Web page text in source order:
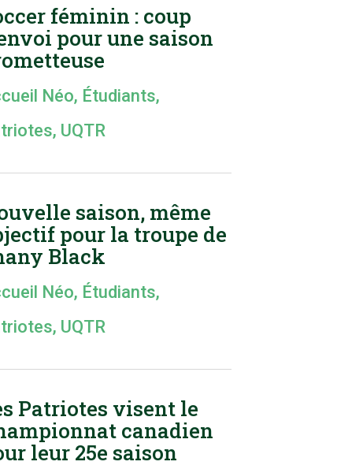
féminin : coup
pour une saison
Néo, Étudiants,
, UQTR
saison, même
pour la troupe de
Black
Néo, Étudiants,
, UQTR
Patriotes visent le
canadien
leur 25e saison